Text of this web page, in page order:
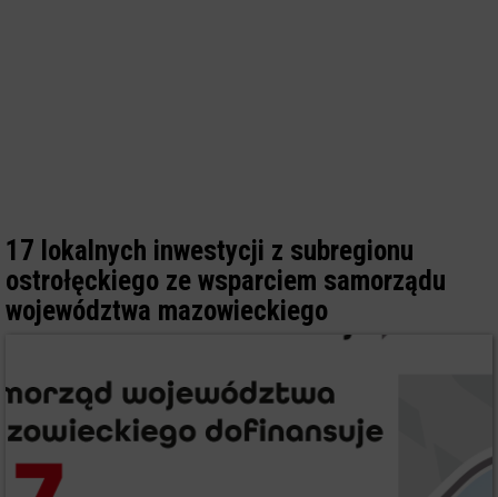
17 lokalnych inwestycji z subregionu
ostrołęckiego ze wsparciem samorządu
województwa mazowieckiego